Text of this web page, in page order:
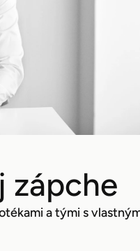
zápche
a tými s